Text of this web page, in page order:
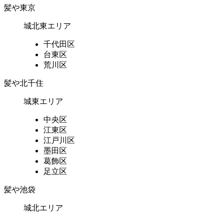
髪や東京
城北東エリア
千代田区
台東区
荒川区
髪や北千住
城東エリア
中央区
江東区
江戸川区
墨田区
葛飾区
足立区
髪や池袋
城北エリア